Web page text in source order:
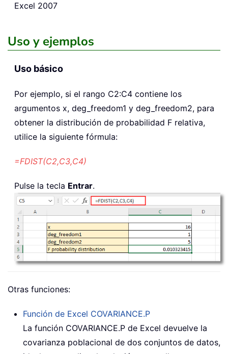
Excel 2007
Uso y ejemplos
Uso básico
Por ejemplo, si el rango C2:C4 contiene los
argumentos x, deg_freedom1 y deg_freedom2, para
obtener la distribución de probabilidad F relativa,
utilice la siguiente fórmula:
=FDIST(C2,C3,C4)
Pulse la tecla Entrar.
Otras funciones:
Función de Excel COVARIANCE.P
La función COVARIANCE.P de Excel devuelve la
covarianza poblacional de dos conjuntos de datos,